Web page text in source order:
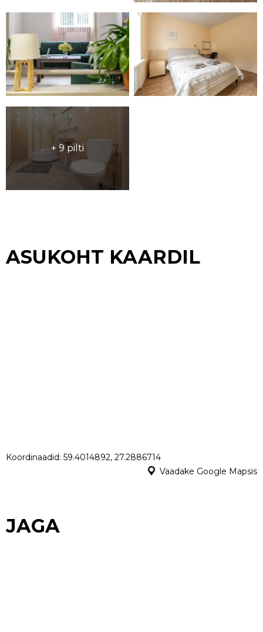
+ 9 pilti
ASUKOHT KAARDIL
Koordinaadid: 59.4014892, 27.2886714
Vaadake Google Mapsis
JAGA